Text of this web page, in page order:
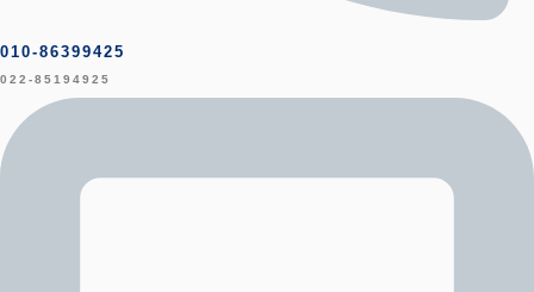
010-86399425
022-85194925